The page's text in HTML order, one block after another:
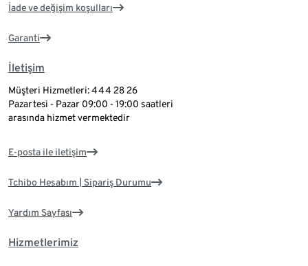
İade ve değişim koşulları
Garanti
İletişim
Müşteri Hizmetleri: 444 28 26
Pazartesi - Pazar 09:00 - 19:00 saatleri
arasında hizmet vermektedir
E-posta ile iletişim
Tchibo Hesabım | Sipariş Durumu
Yardım Sayfası
Hizmetlerimiz